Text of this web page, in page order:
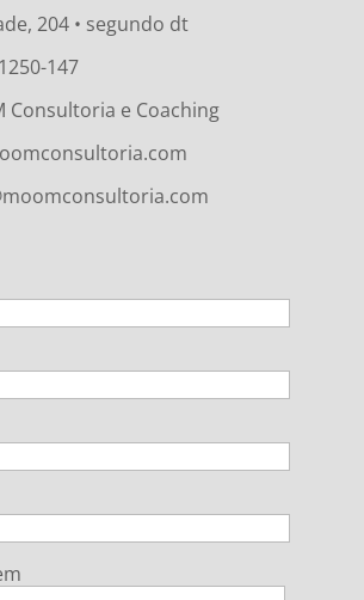
204 • segundo dt
147
Consultoria e Coaching